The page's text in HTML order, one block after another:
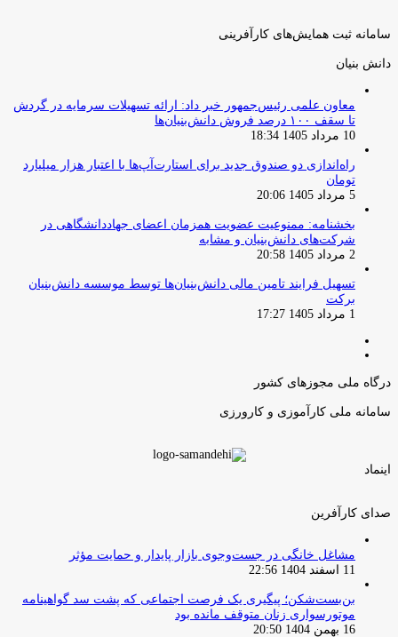
سامانه ثبت همایش‌های کارآفرینی
دانش‌ بنیان‌
معاون علمی رئیس‌جمهور خبر داد: ارائه تسهیلات سرمایه در گردش
تا سقف ۱۰۰ درصد فروش دانش‌بنیان‌ها
10 مرداد 1405 18:34
راه‌اندازی دو صندوق جدید برای استارت‌آپ‌ها با اعتبار هزار میلیارد
تومان
5 مرداد 1405 20:06
بخشنامه: ممنوعیت عضویت همزمان اعضای جهاددانشگاهی در
شرکت‌های دانش‌بنیان و مشابه
2 مرداد 1405 20:58
تسهیل فرایند تامین مالی دانش‌بنیان‌ها توسط موسسه دانش‌بنیان
برکت
1 مرداد 1405 17:27
درگاه ملی مجوزهای کشور
سامانه ملی کارآموزی و کارورزی
اینماد
صدای کارآفرین
مشاغل خانگی در جست‌وجوی بازار پایدار و حمایت مؤثر
11 اسفند 1404 22:56
بن‌بست‌شکن؛ پیگیری یک فرصت اجتماعی که پشت سد گواهینامه
موتورسواری زنان متوقف مانده بود
16 بهمن 1404 20:50